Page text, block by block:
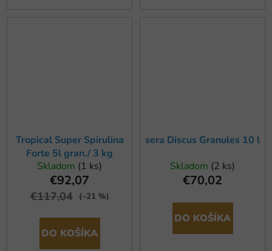
Tropical Super Spirulina
Forte 5l gran./ 3 kg
Skladom (1 ks)
€92,07
€117,04 (–21 %)
DO KOŠÍKA
sera Discus Granules 10 l
Skladom (2 ks)
€70,02
DO KOŠÍKA